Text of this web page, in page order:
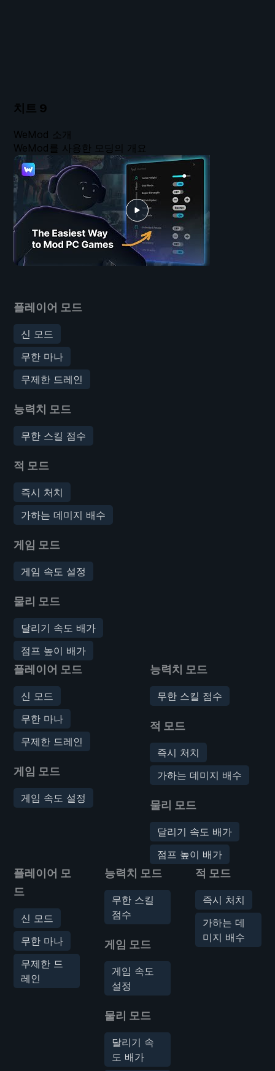
치트 9
플레이어 모드
신 모드
무한 마나
무제한 드레인
능력치 모드
무한 스킬 점수
적 모드
즉시 처치
가하는 데미지 배수
게임 모드
게임 속도 설정
물리 모드
달리기 속도 배가
점프 높이 배가
플레이어 모드
신 모드
무한 마나
무제한 드레인
게임 모드
게임 속도 설정
능력치 모드
무한 스킬 점수
적 모드
즉시 처치
가하는 데미지 배수
물리 모드
달리기 속도 배가
점프 높이 배가
플레이어 모
드
신 모드
무한 마나
무제한 드
레인
능력치 모드
무한 스킬
점수
게임 모드
게임 속도
설정
물리 모드
달리기 속
도 배가
적 모드
즉시 처치
가하는 데
미지 배수
WeMod 소개
WeMod를 사용한 모딩의 개요